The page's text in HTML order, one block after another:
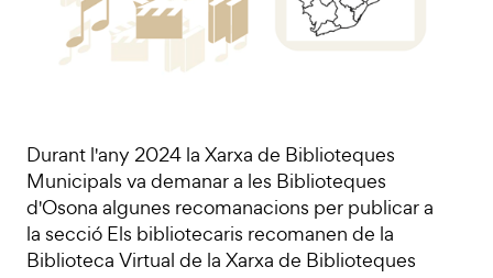
Durant l'any 2024 la Xarxa de Biblioteques
Municipals va demanar a les Biblioteques
d'Osona algunes recomanacions per publicar a
la secció Els bibliotecaris recomanen de la
Biblioteca Virtual de la Xarxa de Biblioteques